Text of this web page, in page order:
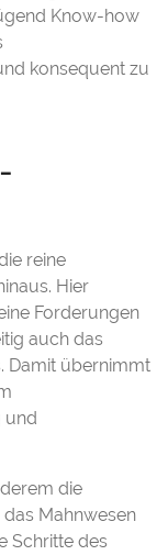
Know-how
konsequent zu
reine
Hier
Forderungen
auch das
Damit übernimmt
und
die
Mahnwesen
Schritte des